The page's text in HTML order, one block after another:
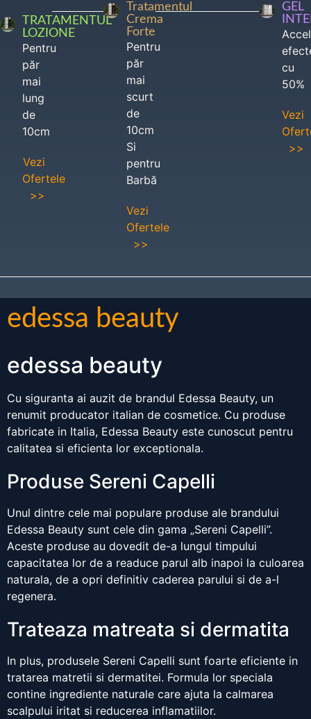
TRATAMENTUL
LOZIONE
Pentru
păr
mai
lung
de
10cm
Vezi
Ofertele
>>
Tratamentul
Crema
Forte
Pentru
păr
mai
scurt
de
10cm
Si
pentru
Barbă
Vezi
Ofertele
>>
GEL
cu
50%
Vezi
>>
edessa beauty
edessa beauty
Cu siguranta ai auzit de brandul Edessa Beauty, un
renumit producator italian de cosmetice. Cu produse
fabricate in Italia, Edessa Beauty este cunoscut pentru
calitatea si eficienta lor exceptionala.
Produse Sereni Capelli
Unul dintre cele mai populare produse ale brandului
Edessa Beauty sunt cele din gama „Sereni Capelli”.
Aceste produse au dovedit de-a lungul timpului
capacitatea lor de a readuce parul alb inapoi la culoarea
naturala, de a opri definitiv caderea parului si de a-l
regenera.
Trateaza matreata si dermatita
In plus, produsele Sereni Capelli sunt foarte eficiente in
tratarea matretii si dermatitei. Formula lor speciala
contine ingrediente naturale care ajuta la calmarea
scalpului iritat si reducerea inflamatiilor.